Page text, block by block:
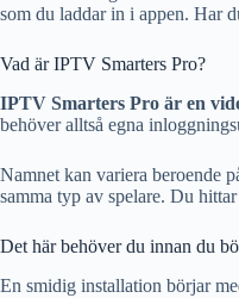
som du laddar in i appen. Har
Vad är IPTV Smarters Pro?
IPTV Smarters Pro är en
behöver alltså egna
Namnet kan variera beroende
samma typ av spelare. Du
Det här behöver du innan du
En smidig installation börjar